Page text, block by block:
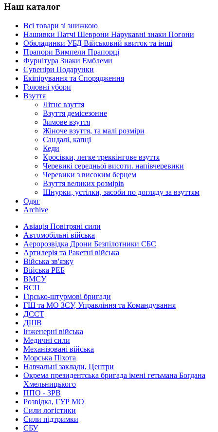
Наш каталог
Всі товари зі знижкою
Нашивки Патчі Шеврони Нарукавні знаки Погони
Обкладинки УБД Військовий квиток та інші
Прапори Вимпели Прапорці
Фурнітура Знаки Емблеми
Сувеніри Подарунки
Екіпірування та Спорядження
Головні убори
Взуття
Літнє взуття
Взуття демісезонне
Зимове взуття
Жіноче взуття, та малі розміри
Сандалі, капці
Кеди
Кросівки, легке треккінгове взуття
Черевикі середньої висоти. напівчеревики
Черевики з високим берцем
Взуття великих розмірів
Шнурки, устілки, засоби по догляду за взуттям
Одяг
Archive
Авіація Повітряні сили
Автомобільні війська
Аеророзвідка Дрони Безпілотники СБС
Артилерія та Ракетні війська
Війська зв'язку
Війська РЕБ
ВМСУ
ВСП
Гірсько-штурмові бригади
ГШ та МО ЗСУ, Управління та Командування
ДССТ
ДШВ
Інженерні війська
Медичні сили
Механізовані війська
Морська Піхота
Навчальні заклади, Центри
Окрема президентська бригада імені гетьмана Богдана
Хмельницького
ППО - ЗРВ
Розвідка, ГУР МО
Сили логістики
Сили підтримки
СБУ